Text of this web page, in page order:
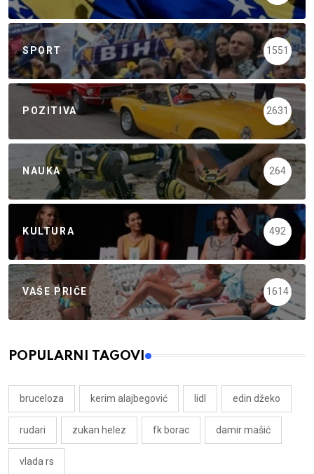
SPORT 1551
POZITIVA 2631
NAUKA 264
KULTURA 492
VAŠE PRIČE 1614
POPULARNI TAGOVI
bruceloza kerim alajbegović lidl edin džeko
rudari zukan helez fk borac damir mašić
vlada rs